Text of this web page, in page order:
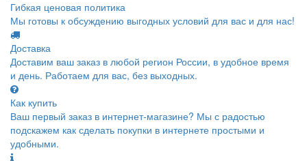
Гибкая ценовая политика
Мы готовы к обсуждению выгодных условий для вас и для нас!
Доставка
Доставим ваш заказ в любой регион России, в удобное время
и день. Работаем для вас, без выходных.
Как купить
Ваш первый заказ в интернет-магазине? Мы с радостью
подскажем как сделать покупки в интернете простыми и
удобными.